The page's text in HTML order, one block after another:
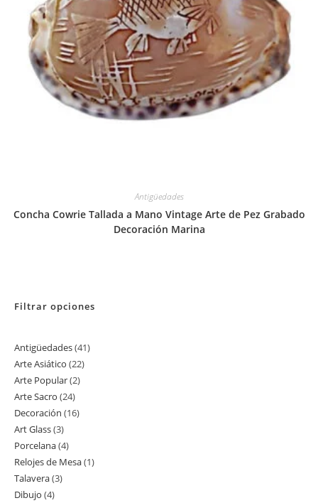
Antigüedades
Concha Cowrie Tallada a Mano Vintage Arte de Pez Grabado
Decoración Marina
Filtrar opciones
Antigüedades 4141
Arte Asiático 2222
Arte Popular 22
Arte Sacro 2424
productos
Decoración 1616
Art Glass 33
productos
Porcelana 44
productos
Relojes de Mesa 11
Talavera 33
Dibujo 44